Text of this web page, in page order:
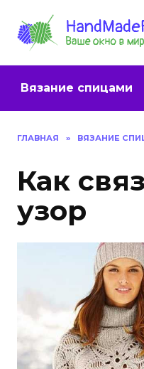
Вязание спицами
ГЛАВНАЯ » ВЯЗАНИЕ
Как
узор